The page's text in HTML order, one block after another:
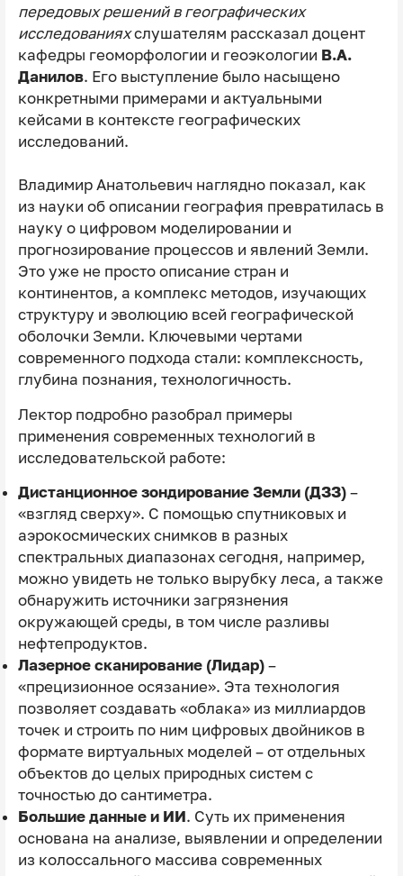
передовых решений в географических
исследованияхслушателям рассказал доцент
кафедры геоморфологии и геоэкологии В.А.
Данилов. Его выступление было насыщено
конкретными примерами и актуальными
кейсами в контексте географических
исследований.
Владимир Анатольевич наглядно показал, как
из науки об описании география превратилась в
науку о цифровом моделировании и
прогнозирование процессов и явлений Земли.
Это уже не просто описание стран и
континентов, а комплекс методов, изучающих
структуру и эволюцию всей географической
оболочки Земли. Ключевыми чертами
современного подхода стали: комплексность,
глубина познания, технологичность.
Лектор подробно разобрал примеры
применения современных технологий в
исследовательской работе:
Дистанционное зондирование Земли (ДЗЗ)–
«взгляд сверху». С помощью спутниковых и
аэрокосмических снимков в разных
спектральных диапазонах сегодня, например,
можно увидеть не только вырубку леса, а также
обнаружить источники загрязнения
окружающей среды, в том числе разливы
нефтепродуктов.
Лазерное сканирование (Лидар)–
«прецизионное осязание». Эта технология
позволяет создавать «облака» из миллиардов
точек и строить по ним цифровых двойников в
формате виртуальных моделей – от отдельных
объектов до целых природных систем с
точностью до сантиметра.
Большие данные и ИИ. Суть их применения
основана на анализе, выявлении и определении
из колоссального массива современных